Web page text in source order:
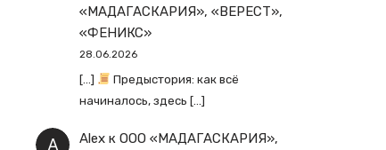
«МАДАГАСКАРИЯ», «ВЕРЕСТ»,
«ФЕНИКС»
28.06.2026
[…]
Предыстория: как всё
начиналось, здесь […]
Alexк ООО «МАДАГАСКАРИЯ»,